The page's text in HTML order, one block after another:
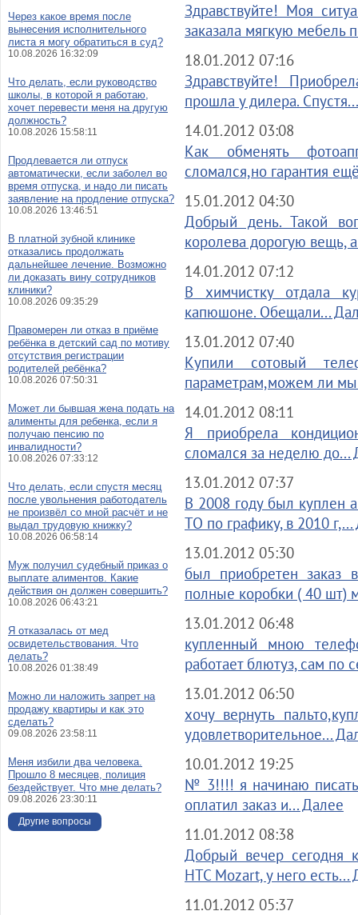
Здравствуйте! Моя
заказала мягкую мебель
18.01.2012 07:16
Здравствуйте!
прошла у дилера.
14.01.2012 03:08
Как обменять
сломался,но гарантия
15.01.2012 04:30
Добрый день. Такой
королева дорогую вещь,
14.01.2012 07:12
В химчистку отдала
капюшоне. Обещали...
13.01.2012 07:40
Купили сотовый
параметрам,можем ли
14.01.2012 08:11
Я приобрела
сломался за неделю до...
13.01.2012 07:37
В 2008 году был куплен
ТО по графику, в 2010
13.01.2012 05:30
был приобретен заказ
полные коробки ( 40 шт)
13.01.2012 06:48
купленный мною
работает блютуз, сам по
13.01.2012 06:50
хочу вернуть
удовлетворительное...
10.01.2012 19:25
№ 3!!!! я начинаю писать
оплатил заказ и... Далее
11.01.2012 08:38
Добрый вечер сегодня
HTC Mozart, у него есть...
11.01.2012 05:37
Через какое время после
вынесения исполнительного
листа я могу обратиться в суд?
10.08.2026 16:32:09
Что делать, если руководство
школы, в которой я работаю,
хочет перевести меня на другую
должность?
10.08.2026 15:58:11
Продлевается ли отпуск
автоматически, если заболел во
время отпуска, и надо ли писать
заявление на продление отпуска?
10.08.2026 13:46:51
В платной зубной клинике
отказались продолжать
дальнейшее лечение. Возможно
ли доказать вину сотрудников
клиники?
10.08.2026 09:35:29
Правомерен ли отказ в приёме
ребёнка в детский сад по мотиву
отсутствия регистрации
родителей ребёнка?
10.08.2026 07:50:31
Может ли бывшая жена подать на
алименты для ребенка, если я
получаю пенсию по
инвалидности?
10.08.2026 07:33:12
Что делать, если спустя месяц
после увольнения работодатель
не произвёл со мной расчёт и не
выдал трудовую книжку?
10.08.2026 06:58:14
Муж получил судебный приказ о
выплате алиментов. Какие
действия он должен совершить?
10.08.2026 06:43:21
Я отказалась от мед
освидетельствования. Что
делать?
10.08.2026 01:38:49
Можно ли наложить запрет на
продажу квартиры и как это
сделать?
09.08.2026 23:58:11
Меня избили два человека.
Прошло 8 месяцев, полиция
бездействует. Что мне делать?
09.08.2026 23:30:11
Другие вопросы